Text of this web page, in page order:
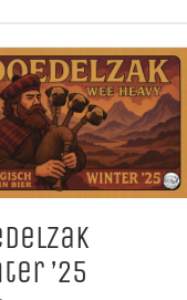
’25